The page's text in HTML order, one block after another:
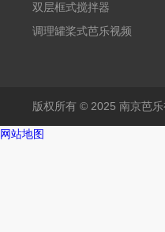
芭乐视频APP黄
双层框式搅拌器
调理罐桨式芭乐视频
版权所有 © 2025 南京芭
网站地图